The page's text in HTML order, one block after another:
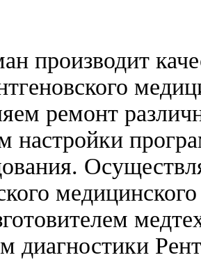
производит
ремонт
настройки
диагностики